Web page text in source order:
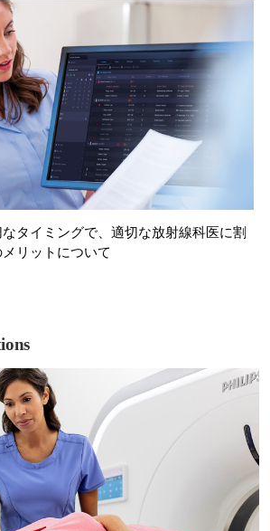
タイミングで、適切な放射線科医に割
リットについて